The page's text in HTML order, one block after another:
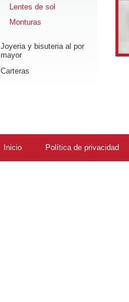
Lentes de sol
Monturas
Joyeria y bisuteria al por
mayor
Carteras
Inicio Política de privacidad